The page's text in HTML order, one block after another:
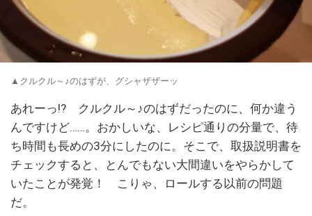
▲クルクル～♪のはずが、グシャザザーッ
あれーっ!? クルクル～♪のはずだったのに、何か違う
んですけど……。おかしいな、レシピ通りの分量で、待
ち時間も長めの3分にしたのに。そこで、取扱説明書を
チェックすると、とんでもない大間違いをやらかして
いたことが発覚！ こりゃ、ロールする以前の問題
だ。